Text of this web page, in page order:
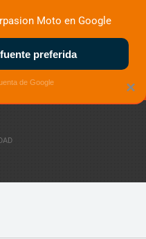
NUEVO
MOTOS ELÉCTRICAS×
Moto en Google
preferida
de Google